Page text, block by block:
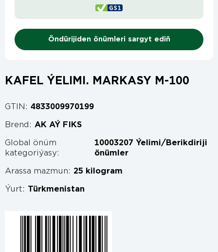
Öndürijiden önümleri sargyt ediň
KAFEL ÝELIMI. MARKASY M-100
GTIN: 4833009970199
Brend: AK AÝ FIKS
Global önüm
kategoriýasy:
10003207 Ýelimi/Berikdiriji
önümler
Arassa mazmun: 25 kilogram
Ýurt: Türkmenistan